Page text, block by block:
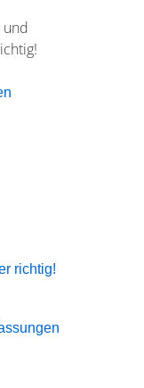
und
richtig!